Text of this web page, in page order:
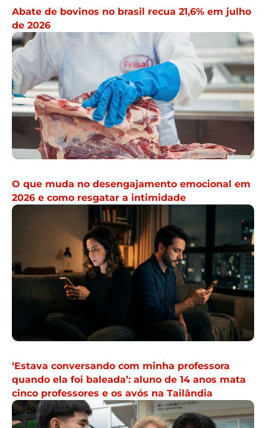
Abate de bovinos no brasil recua 21,6% em julho
de 2026
O que muda no desengajamento emocional em
2026 e como resgatar a intimidade
‘Estava conversando com minha professora
quando ela foi baleada’: aluno de 14 anos mata
cinco professores e os avós na Tailândia